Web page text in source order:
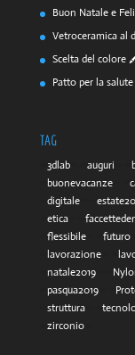
Buon Natale e
Vetroceramica
Scelta del colore
Patto per la
TAG
3dlab auguri
buonevacanze
digitale
etica
flessibile
futuro
lavorazione
natale2019
pasqua2019
struttura
zirconio